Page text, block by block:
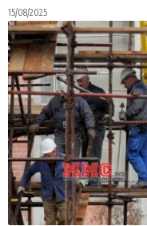
15/08/2025